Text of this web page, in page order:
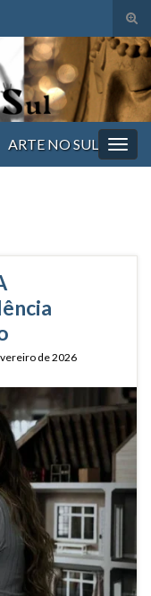
de
ARTE NO SUL
de 2026